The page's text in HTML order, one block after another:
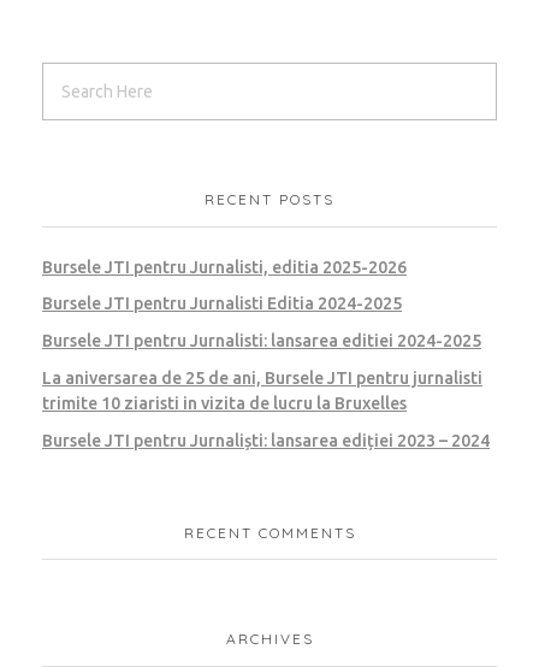
RECENT POSTS
Bursele JTI pentru Jurnalisti, editia 2025-2026
Bursele JTI pentru Jurnalisti Editia 2024-2025
Bursele JTI pentru Jurnalisti: lansarea editiei 2024-2025
La aniversarea de 25 de ani, Bursele JTI pentru jurnalisti
trimite 10 ziaristi in vizita de lucru la Bruxelles
Bursele JTI pentru Jurnaliști: lansarea ediției 2023 – 2024
RECENT COMMENTS
ARCHIVES